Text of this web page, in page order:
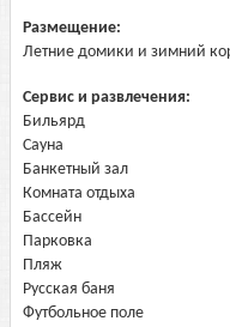
Размещение:
Летние домики и зимний
Сервис и развлечения:
Бильярд
Сауна
Банкетный зал
Комната отдыха
Бассейн
Парковка
Пляж
Русская баня
Футбольное поле